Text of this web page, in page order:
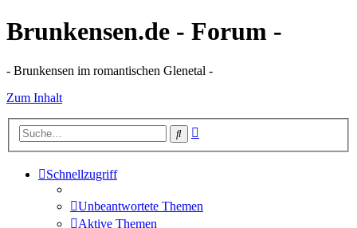
Brunkensen.de - Forum -
- Brunkensen im romantischen Glenetal -
Zum Inhalt
Suche
Schnellzugriff
Unbeantwortete Themen
Aktive Themen